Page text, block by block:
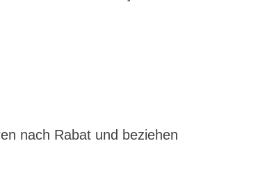
nach Rabat und beziehen